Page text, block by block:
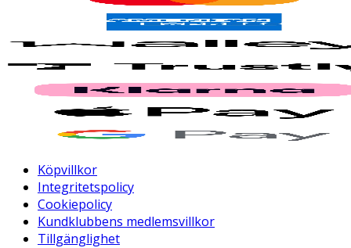
Köpvillkor
Integritetspolicy
Cookiepolicy
Kundklubbens medlemsvillkor
Tillgänglighet